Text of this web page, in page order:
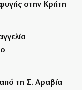
στην Κρήτη
τη Σ. Αραβία